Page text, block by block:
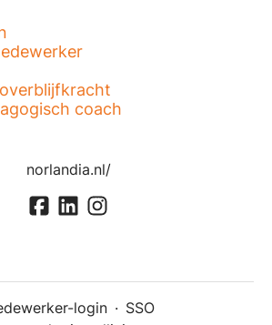
coach
norlandia.nl/
login · SSO